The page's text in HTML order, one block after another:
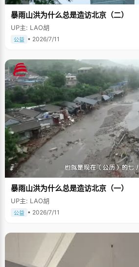
暴雨山洪为什么总是造访北京（二）
UP主: LAO胡
公益 • 2026/7/11
暴雨山洪为什么总是造访北京（一）
UP主: LAO胡
公益 • 2026/7/11